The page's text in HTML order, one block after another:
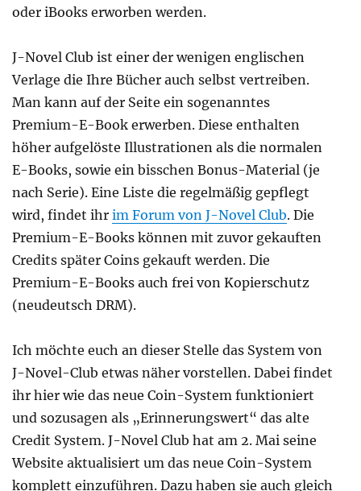
oder iBooks erworben werden.
J-Novel Club ist einer der wenigen englischen
Verlage die Ihre Bücher auch selbst vertreiben.
Man kann auf der Seite ein sogenanntes
Premium-E-Book erwerben. Diese enthalten
höher aufgelöste Illustrationen als die normalen
E-Books, sowie ein bisschen Bonus-Material (je
nach Serie). Eine Liste die regelmäßig gepflegt
wird, findet ihr im Forum von J-Novel Club. Die
Premium-E-Books können mit zuvor gekauften
Credits später Coins gekauft werden. Die
Premium-E-Books auch frei von Kopierschutz
(neudeutsch DRM).
Ich möchte euch an dieser Stelle das System von
J-Novel-Club etwas näher vorstellen. Dabei findet
ihr hier wie das neue Coin-System funktioniert
und sozusagen als „Erinnerungswert“ das alte
Credit System. J-Novel Club hat am 2. Mai seine
Website aktualisiert um das neue Coin-System
komplett einzuführen. Dazu haben sie auch gleich